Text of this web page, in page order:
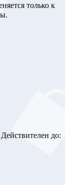
только к
Действителен до: